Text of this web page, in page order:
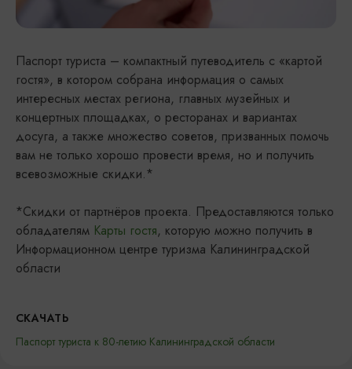
Паспорт туриста – компактный путеводитель с «картой
гостя», в котором собрана информация о самых
интересных местах региона, главных музейных и
концертных площадках, о ресторанах и вариантах
досуга, а также множество советов, призванных помочь
вам не только хорошо провести время, но и получить
всевозможные скидки.*
*Скидки от партнёров проекта. Предоставляются только
обладателям Карты гостя, которую можно получить в
Информационном центре туризма Калининградской
области
СКАЧАТЬ
Паспорт туриста к 80-летию Калининградской области